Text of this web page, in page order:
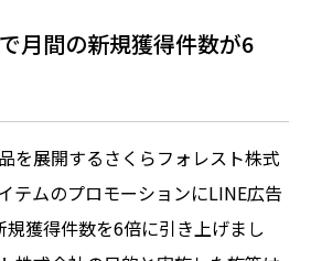
月間の新規獲得件数が6
を展開するさくらフォレスト株式
テムのプロモーションにLINE広告
獲得件数を6倍に引き上げまし